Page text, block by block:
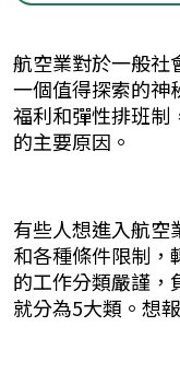
航空業對於一般社
一個值得探索的神
福利和彈性排班制
的主要原因。
有些人想進入航空
和各種條件限制，
的工作分類嚴謹，
就分為5大類。想